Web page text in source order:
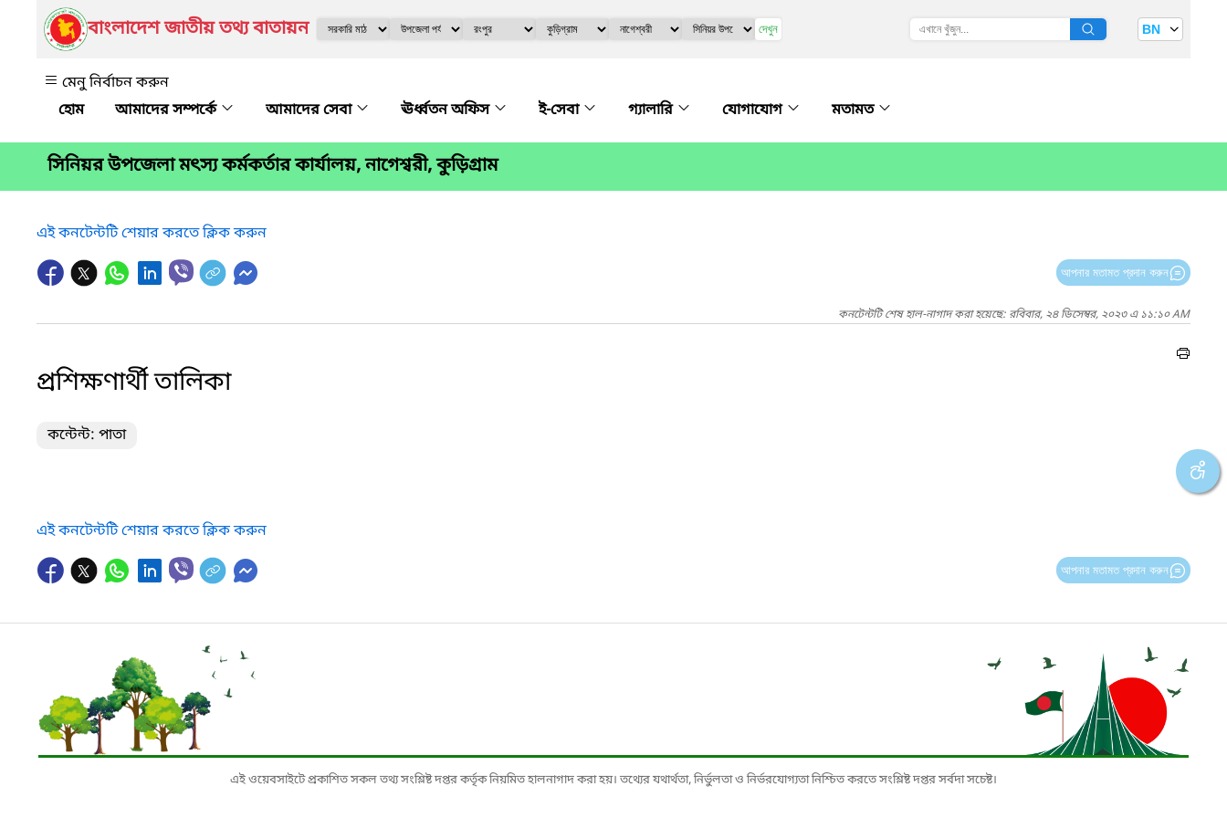
বাংলাদেশ জাতীয় তথ্য বাতায়ন দেখুন BN
মেনু নির্বাচন করুন
আমাদের সম্পর্কে
আমাদের সেবা ঊর্ধ্বতন অফিস ই-সেবা গ্যালারি যোগাযোগ মতামত
সিনিয়র উপজেলা মৎস্য কর্মকর্তার কার্যালয়, নাগেশ্বরী, কুড়িগ্রাম
এই কনটেন্টটি শেয়ার করতে ক্লিক করুন
আপনার মতামত প্রদান করুন
কনটেন্টটি শেষ হাল-নাগাদ করা হয়েছে: রবিবার, ২৪ ডিসেম্বর, ২০২৩ এ ১১:১০ AM
প্রশিক্ষণার্থী তালিকা
কন্টেন্ট: পাতা
এই কনটেন্টটি শেয়ার করতে ক্লিক করুন
আপনার মতামত প্রদান করুন
এই ওয়েবসাইটে প্রকাশিত সকল তথ্য সংশ্লিষ্ট দপ্তর কর্তৃক নিয়মিত হালনাগাদ করা হয়। তথ্যের যথার্থতা, নির্ভুলতা ও নির্ভরযোগ্যতা নিশ্চিত করতে সংশ্লিষ্ট দপ্তর সর্বদা সচেষ্ট।